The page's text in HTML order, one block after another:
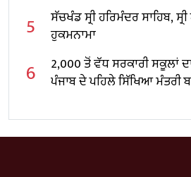
5
ਸੱਚਖੰਡ ਸ੍ਰੀ ਹਰਿਮੰਦਰ ਸਾਹਿਬ,
ਹੁਕਮਨਾਮਾ
6
2,000 ਤੋਂ ਵੱਧ ਸਰਕਾਰੀ ਸਕੂਲਾਂ
ਪੰਜਾਬ ਦੇ ਪਹਿਲੇ ਸਿੱਖਿਆ ਮੰਤਰੀ